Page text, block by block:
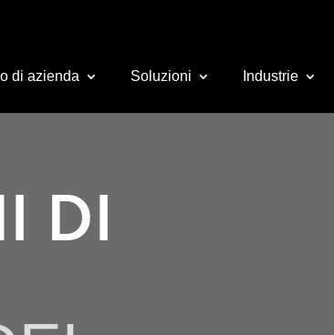
di azienda Soluzioni Industrie
DI